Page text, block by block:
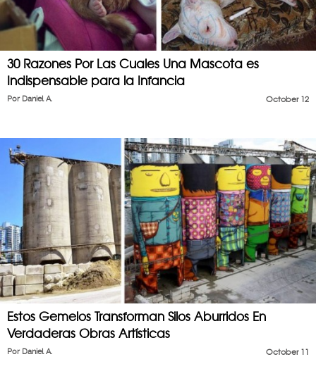
30 Razones Por Las Cuales Una Mascota es
Indispensable para la Infancia
October 12
Por Daniel A.
Estos Gemelos Transforman Silos Aburridos En
Verdaderas Obras Artísticas
October 11
Por Daniel A.